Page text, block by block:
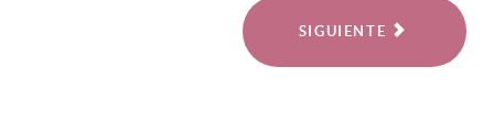
SIGUIENTE